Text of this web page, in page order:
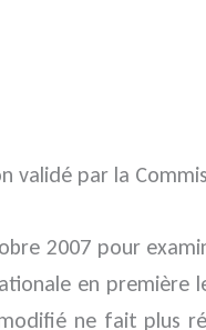
par la
2007 pour
en
ne fait plus